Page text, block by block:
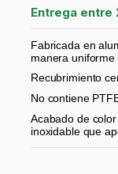
Entrega entre
Fabricada en
manera uniforme
Recubrimiento
No contiene
Acabado de
inoxidable que